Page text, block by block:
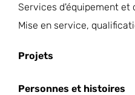
Services d'équipement et
Mise en service,
Projets
Personnes et histoires